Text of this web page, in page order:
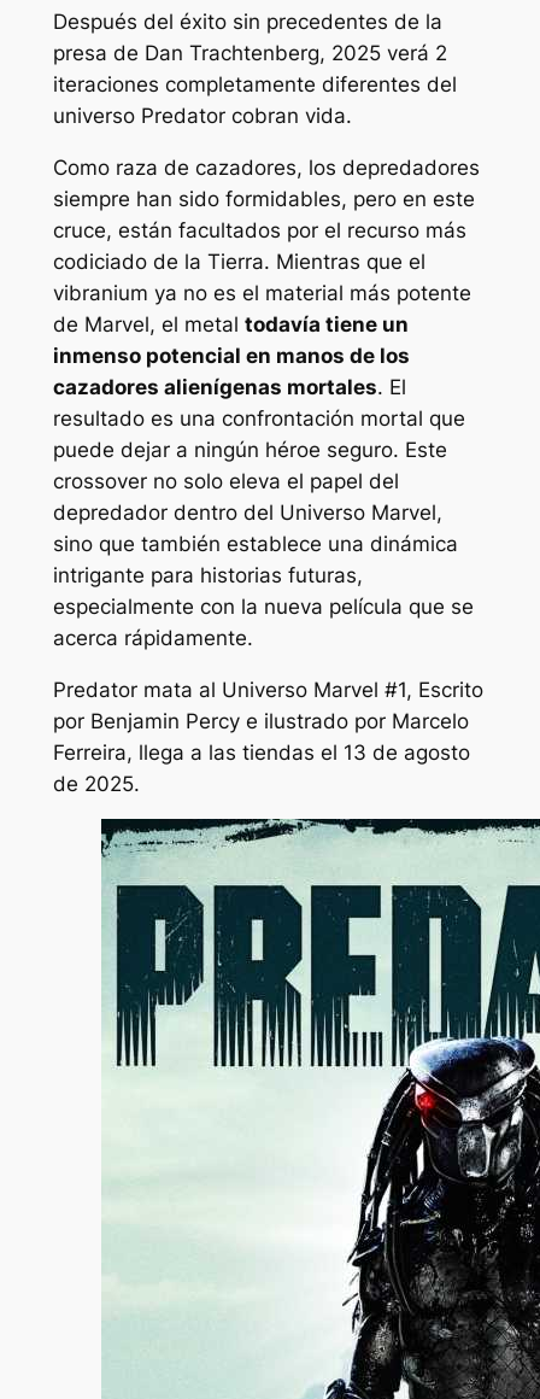
Después del éxito sin precedentes de la
presa de Dan Trachtenberg, 2025 verá 2
iteraciones completamente diferentes del
universo Predator cobran vida.
Como raza de cazadores, los depredadores
siempre han sido formidables, pero en este
cruce, están facultados por el recurso más
codiciado de la Tierra. Mientras que el
vibranium ya no es el material más potente
de Marvel, el metal todavía tiene un
inmenso potencial en manos de los
cazadores alienígenas mortales. El
resultado es una confrontación mortal que
puede dejar a ningún héroe seguro. Este
crossover no solo eleva el papel del
depredador dentro del Universo Marvel,
sino que también establece una dinámica
intrigante para historias futuras,
especialmente con la nueva película que se
acerca rápidamente.
Predator mata al Universo Marvel #1, Escrito
por Benjamin Percy e ilustrado por Marcelo
Ferreira, llega a las tiendas el 13 de agosto
de 2025.